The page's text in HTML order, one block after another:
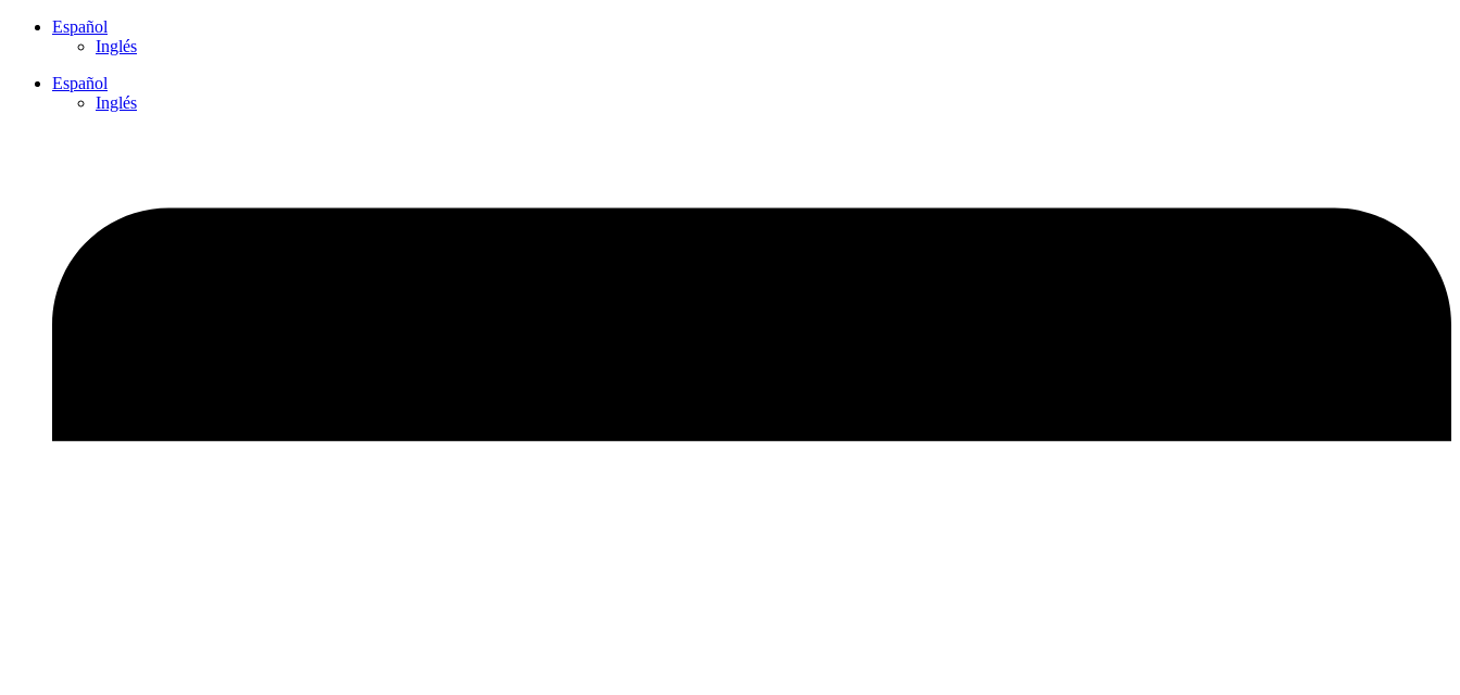
Español
Inglés
Español
Inglés